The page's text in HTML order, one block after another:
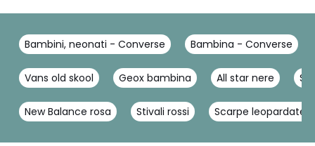
Bambini, neonati - Converse Bambina - Converse
Vans old skool Geox bambina All star nere
New Balance rosa Stivali rossi Scarpe leopardate